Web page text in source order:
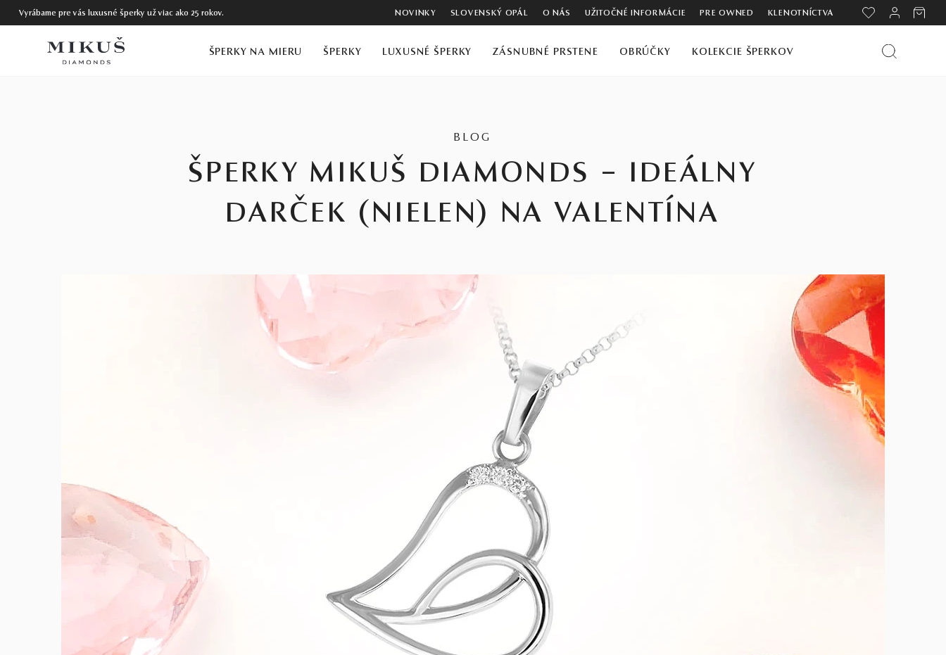
Vyrábame pre vás luxusné šperky už viac ako 25 rokov. NOVINKY SLOVENSKÝ OPÁL O NÁS UŽITOČNÉ INFORMÁCIE PRE OWNED KLENOTNÍCTVA
ŠPERKY NA MIERU ŠPERKY LUXUSNÉ ŠPERKY ZÁSNUBNÉ PRSTENE OBRÚČKY KOLEKCIE ŠPERKOV
BLOG
ŠPERKY MIKUŠ DIAMONDS – IDEÁLNY
DARČEK (NIELEN) NA VALENTÍNA